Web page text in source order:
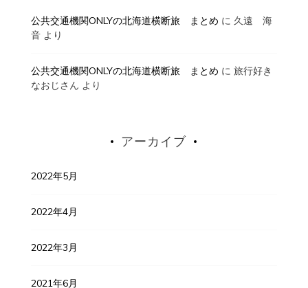
公共交通機関ONLYの北海道横断旅 まとめ に 久遠 海
音より
公共交通機関ONLYの北海道横断旅 まとめ に 旅行好き
なおじさん より
アーカイブ
2022年5月
2022年4月
2022年3月
2021年6月